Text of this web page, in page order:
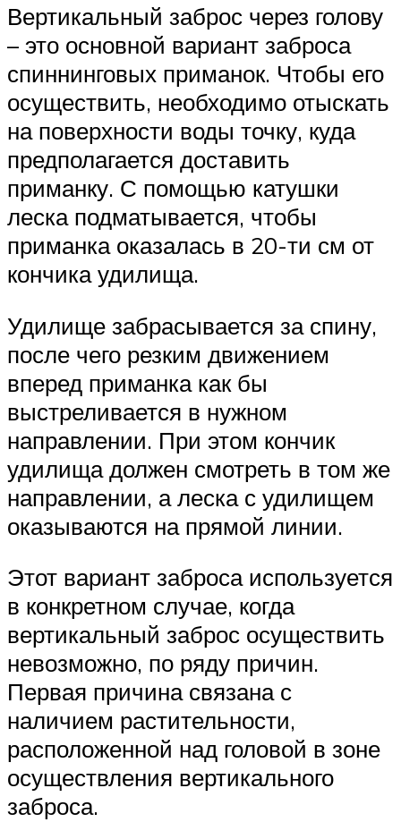
Вертикальный заброс через голову
– это основной вариант заброса
спиннинговых приманок. Чтобы его
осуществить, необходимо отыскать
на поверхности воды точку, куда
предполагается доставить
приманку. С помощью катушки
леска подматывается, чтобы
приманка оказалась в 20-ти см от
кончика удилища.
Удилище забрасывается за спину,
после чего резким движением
вперед приманка как бы
выстреливается в нужном
направлении. При этом кончик
удилища должен смотреть в том же
направлении, а леска с удилищем
оказываются на прямой линии.
Этот вариант заброса используется
в конкретном случае, когда
вертикальный заброс осуществить
невозможно, по ряду причин.
Первая причина связана с
наличием растительности,
расположенной над головой в зоне
осуществления вертикального
заброса.